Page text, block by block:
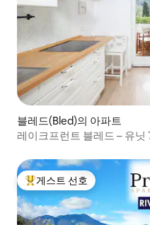
블레드(Bled)의 아파트
레이크프런트 블레드 – 유닛
상위 게스트 선호
게스트 선호